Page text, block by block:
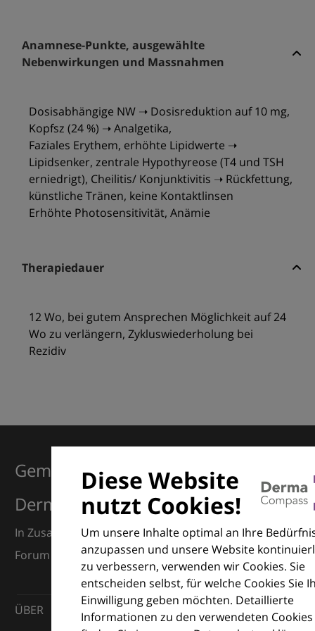
Anamnese-Punkte, ausgewählte
Nebenwirkungen und Massnahmen
Dosisabhängige NW ➝ Dosisreduktion auf 10 mg,
Kopfsz (24 %) ➝ Analgetika,
Faziales Erythem, erhöhte Lipidwerte ➝
Lipidsenker, zentrale Hypothyreose (T4 und TSH
erniedrigt), Cheilitis/ Konjunktivitis ➝ Rückfettung,
künstliche Tränen, keine Kontaktlinsen
Erhöhte Photosensitivität, Anämie
Therapiedauer
12 Wo, bei gutem Ansprechen Möglichkeit auf 24
Wo zu verlängern, Zykluswiederholung bei
Rezidiv
Diese Website
nutzt Cookies!
Um unsere Inhalte optimal an Ihre
anzupassen und unsere Website
zu verbessern, verwenden wir Cookies. Sie
entscheiden selbst, für welche Cookies Sie
Einwilligung geben möchten. Detaillierte
Informationen zu den verwendeten Cookies
Gemeinsam für Exzellenz in der
Dermatologie
In Zusammenarbeit mit dem European Dermatology
Forum (EDF) und Euroderm Excellence
ÜBER